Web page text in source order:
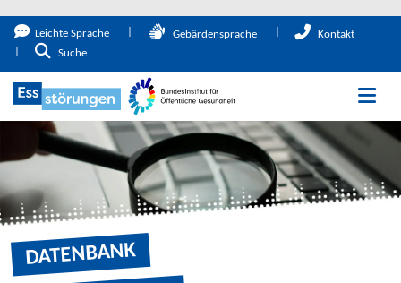
direkt zum Hauptinhalt springen
Leichte Sprache Gebärdensprache
Kontakt
Zur Suche
Suche
BERATUNGSSTELLEN SUCHE - SEITE 5
Zu den Social Media Links
DATENBANK